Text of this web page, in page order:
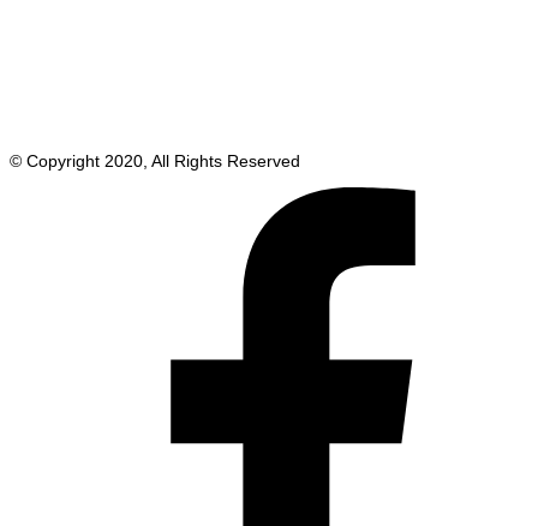
© Copyright 2020, All Rights Reserved